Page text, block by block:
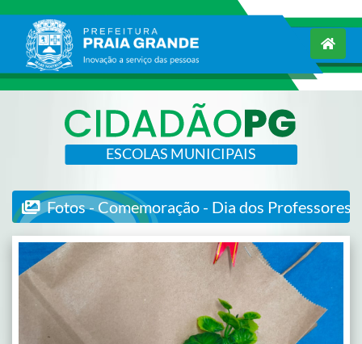
ESCOLAS MUNICIPAIS
Fotos - Comemoração - Dia dos Professores